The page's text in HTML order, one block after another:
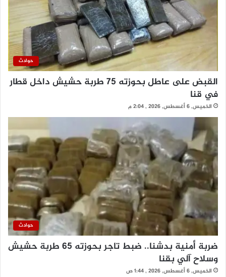
حوادث
القبض على عاطل بحوزته 75 طربة حشيش داخل قطار
في قنا
الخميس, 6 أغسطس, 2026 , 2:04 م
حوادث
ضربة أمنية بدشنا.. ضبط تاجر بحوزته 65 طربة حشيش
وسلاح آلي بقنا
الخميس, 6 أغسطس, 2026 , 1:44 ص